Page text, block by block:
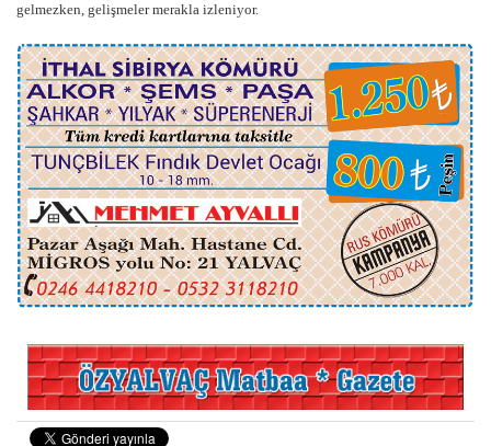
gelmezken, gelişmeler merakla izleniyor.